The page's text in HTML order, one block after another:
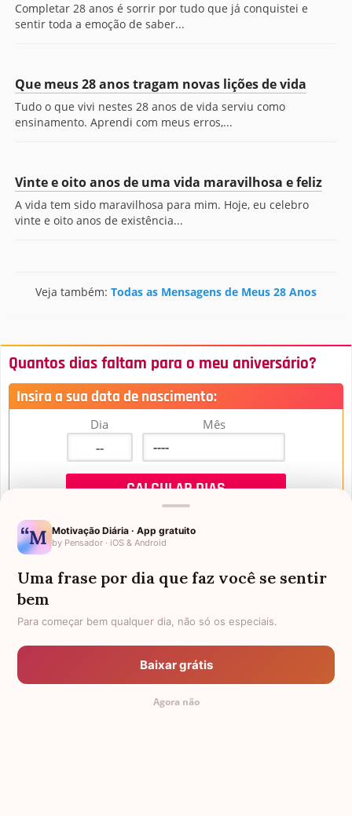
Completar 28 anos é sorrir por tudo que já conquistei e
sentir toda a emoção de saber...
Que meus 28 anos tragam novas lições de vida
Tudo o que vivi nestes 28 anos de vida serviu como
ensinamento. Aprendi com meus erros,...
Vinte e oito anos de uma vida maravilhosa e feliz
A vida tem sido maravilhosa para mim. Hoje, eu celebro
vinte e oito anos de existência...
Veja também: Todas as Mensagens de Meus 28 Anos
Quantos dias faltam para o meu aniversário?
Insira a sua data de nascimento:
Dia Mês
Mensagens de Aniversário
FALTAM 3 DIAS PARA O MEU
ANIVERSÁRIO
Motivação Diária · App gratuito
by Pensador · iOS & Android
Uma frase por dia que faz você se sentir
bem
Para começar bem qualquer dia, não só os especiais.
Baixar grátis
Agora não